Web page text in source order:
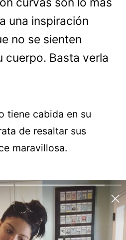
una inspiración
no se sienten
cuerpo. Basta verla
tiene cabida en su
de resaltar sus
maravillosa.